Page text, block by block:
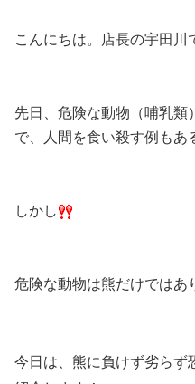
こんにちは。店長の宇田川
先日、危険な動物（哺乳類
で、人間を食い殺す例もあ
しかし
危険な動物は熊だけではあ
今日は、熊に負けず劣らず